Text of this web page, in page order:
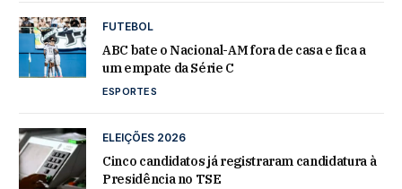
FUTEBOL
ABC bate o Nacional-AM fora de casa e fica a
um empate da Série C
ESPORTES
ELEIÇÕES 2026
Cinco candidatos já registraram candidatura à
Presidência no TSE